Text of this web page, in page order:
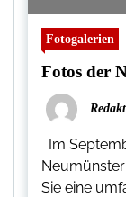
Fotogalerien
Fotos der
Im
Sie eine